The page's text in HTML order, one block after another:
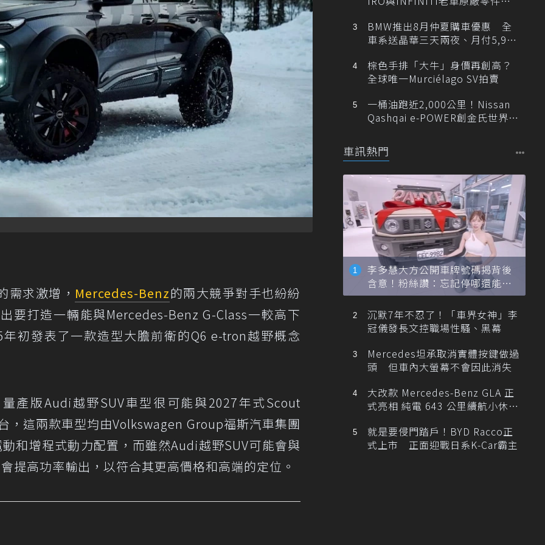
需求激增， Mercedes-Benz的兩大競爭對手也紛紛
要打造一輛能與Mercedes-Benz G-Class一較高下
初發表了一款造型大膽前衛的Q6 e-tron越野概念
產版Audi越野SUV車型很可能與2027年式Scout
，這兩款車型均由Volkswagen Group福斯汽車集團
和增程式動力配置，而雖然Audi越野SUV可能會與
提高功率輸出，以符合其更高價格和高端的定位。
BMW推出8月仲夏購車優惠 全
車系送晶華三天兩夜、月付5,900
棕色手排「大牛」身價再創高？
全球唯一Murciélago SV拍賣
一桶油跑近2,000公里！Nissan
Qashqai e-POWER創金氏世界紀
車訊熱門
李多慧大方公開車牌號碼揭背後
含意！粉絲讚：忘記停哪還能幫
忙找車
沉默7年不忍了！「車界女神」李
冠儀發長文控職場性騷、黑幕
Mercedes坦承取消實體按鍵做過
頭 但車內大螢幕不會因此消失
大改款 Mercedes-Benz GLA 正
式亮相 純電 643 公里續航小休
就是要侵門踏戶！BYD Racco正
式上市 正面迎戰日系K-Car霸主